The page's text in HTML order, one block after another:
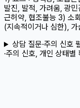
발진, 발적, 가려움, 광
근허약, 협조불능 3) 소
(지속적이거나 심한), 가
상담 질문·주의 신호
·주의 신호, 개인 상태